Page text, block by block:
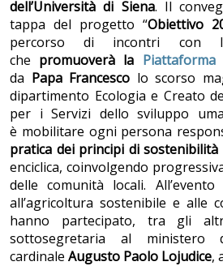
dell’Università di Siena. Il
tappa del progetto “Obiettivo
percorso di incontri con
che promuoverà la Piattaforma
da Papa Francesco lo scorso
dipartimento Ecologia e Creato
per i Servizi dello sviluppo
è mobilitare ogni persona
pratica dei principi di sostenibilità
enciclica, coinvolgendo
delle comunità locali.
all’agricoltura sostenibile e alle
hanno partecipato, tra gli
sottosegretaria al ministero
cardinale Augusto Paolo Lojudice,